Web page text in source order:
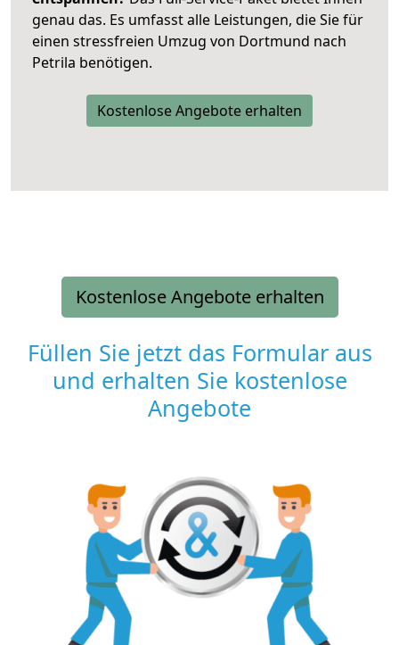
genau das. Es umfasst alle Leistungen, die Sie für
einen stressfreien Umzug von Dortmund nach
Petrila benötigen.
Kostenlose Angebote erhalten
Kostenlose Angebote erhalten
Füllen Sie jetzt das Formular aus
und erhalten Sie kostenlose
Angebote